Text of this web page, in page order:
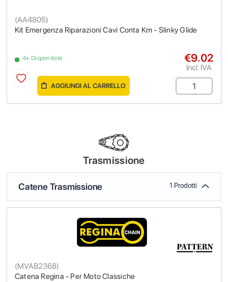
Kit Emergenza Riparazioni Cavi Conta Km - Slinky Glide
(AA4805)
4+ Disponibile €9.02
Incl. IVA
AGGIUNGI AL CARRELLO
Trasmissione
Catene Trasmissione 1 Prodotti
Catena Regina - Per Moto Classiche
(MVAB2368)